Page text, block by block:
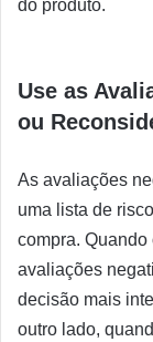
do produto.
Use as
ou
As avaliações
uma lista de
compra.
avaliações
decisão mais
outro lado,